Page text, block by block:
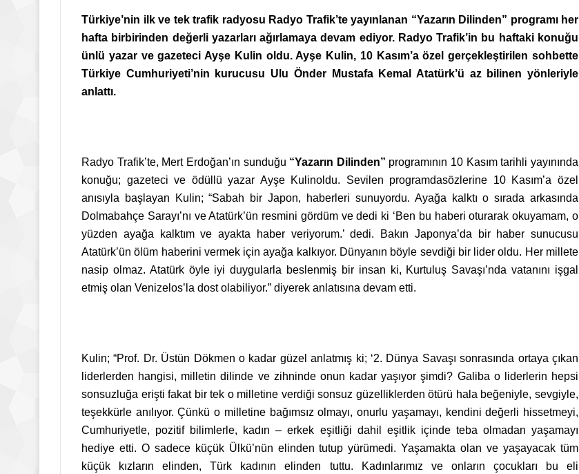
Türkiye’nin ilk ve tek trafik radyosu Radyo Trafik’te yayınlanan “Yazarın Dilinden” programı her
hafta birbirinden değerli yazarları ağırlamaya devam ediyor. Radyo Trafik’in bu haftaki konuğu
ünlü yazar ve gazeteci Ayşe Kulin oldu. Ayşe Kulin, 10 Kasım’a özel gerçekleştirilen sohbette
Türkiye Cumhuriyeti’nin kurucusu Ulu Önder Mustafa Kemal Atatürk’ü az bilinen yönleriyle
anlattı.
Radyo Trafik’te, Mert Erdoğan’ın sunduğu “Yazarın Dilinden” programının 10 Kasım tarihli yayınında
konuğu; gazeteci ve ödüllü yazar Ayşe Kulinoldu. Sevilen programdasözlerine 10 Kasım’a özel
anısıyla başlayan Kulin; “Sabah bir Japon, haberleri sunuyordu. Ayağa kalktı o sırada arkasında
Dolmabahçe Sarayı’nı ve Atatürk’ün resmini gördüm ve dedi ki ‘Ben bu haberi oturarak okuyamam, o
yüzden ayağa kalktım ve ayakta haber veriyorum.’ dedi. Bakın Japonya’da bir haber sunucusu
Atatürk’ün ölüm haberini vermek için ayağa kalkıyor. Dünyanın böyle sevdiği bir lider oldu. Her millete
nasip olmaz. Atatürk öyle iyi duygularla beslenmiş bir insan ki, Kurtuluş Savaşı’nda vatanını işgal
etmiş olan Venizelos’la dost olabiliyor.” diyerek anlatısına devam etti.
Kulin; “Prof. Dr. Üstün Dökmen o kadar güzel anlatmış ki; ‘2. Dünya Savaşı sonrasında ortaya çıkan
liderlerden hangisi, milletin dilinde ve zihninde onun kadar yaşıyor şimdi? Galiba o liderlerin hepsi
sonsuzluğa erişti fakat bir tek o milletine verdiği sonsuz güzelliklerden ötürü hala beğeniyle, sevgiyle,
teşekkürle anılıyor. Çünkü o milletine bağımsız olmayı, onurlu yaşamayı, kendini değerli hissetmeyi,
Cumhuriyetle, pozitif bilimlerle, kadın – erkek eşitliği dahil eşitlik içinde teba olmadan yaşamayı
hediye etti. O sadece küçük Ülkü’nün elinden tutup yürümedi. Yaşamakta olan ve yaşayacak tüm
küçük kızların elinden, Türk kadının elinden tuttu. Kadınlarımız ve onların çocukları bu eli